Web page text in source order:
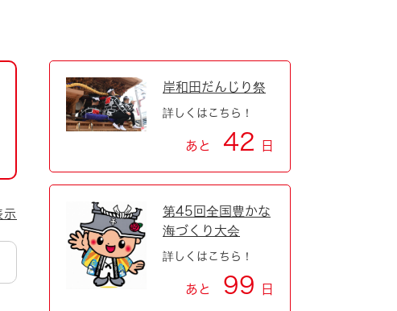
示
岸和田だんじり祭
詳しくはこちら！
あと 42 日
第45回全国豊かな
海づくり大会
詳しくはこちら！
あと 99 日